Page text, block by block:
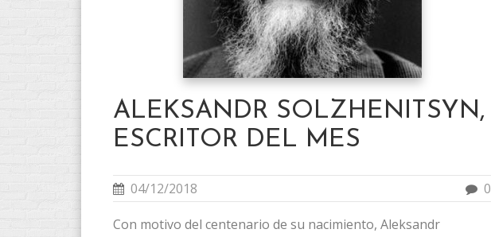
ALEKSANDR SOLZHENITSYN,
ESCRITOR DEL MES
04/12/2018 0
Con motivo del centenario de su nacimiento, Aleksandr